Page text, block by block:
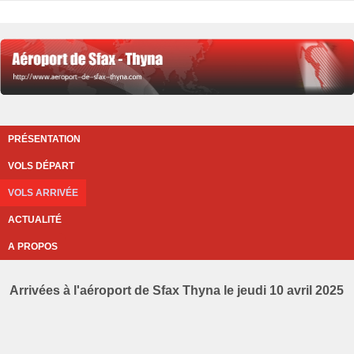
PRÉSENTATION
VOLS DÉPART
VOLS ARRIVÉE
ACTUALITÉ
A PROPOS
Arrivées à l'aéroport de Sfax Thyna le jeudi 10 avril 2025